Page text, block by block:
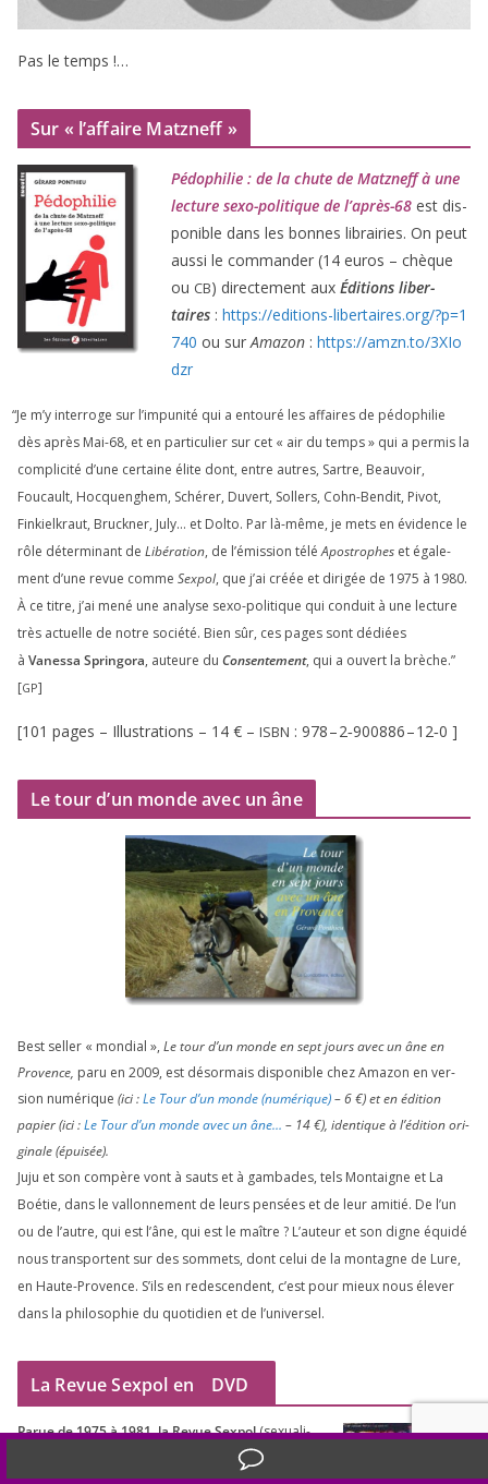
Pas le temps !…
Sur « l’affaire Matzneff »
Pédophilie : de la chute de Matzneff à une
lec­ture sexo-poli­tique de l’après-68 est dis­
po­nible dans les bonnes librai­ries. On peut
aus­si le com­man­der (14 euros – chèque
ou CB) direc­te­ment aux Éditions liber­
taires : https://​edi​tions​-liber​taires​.org/​?​p​=​1
740 ou sur Amazon : https://​amzn​.to/​3​X​I​o​
dzr
“Je m’y inter­roge sur l’impunité qui a entou­ré les affaires de pédo­phi­lie
dès après Mai-68, et en par­ti­cu­lier sur cet « air du temps » qui a per­mis la
com­pli­ci­té d’une cer­taine élite dont, entre autres, Sartre, Beauvoir,
Foucault, Hocquenghem, Schérer, Duvert, Sollers, Cohn-Bendit, Pivot,
Finkielkraut, Bruckner, July… et Dolto. Par là-même, je mets en évi­dence le
rôle déter­mi­nant de Libération, de l’émission téléApostrophes et éga­le­
ment d’une revue comme Sexpol, que j’ai créée et diri­gée de 1975 à 1980.
À ce titre, j’ai mené une ana­lyse sexo-poli­tique qui conduit à une lec­ture
très actuelle de notre socié­té. Bien sûr, ces pages sont dédiées
à Vanessa Springora, auteure du Consentement, qui a ouvert la brèche.”
[GP]
[101 pages – Illustrations – 14 € – ISBN : 978–2‑900886–12‑0 ]
Le tour d’un monde avec un âne
Best sel­ler « mon­dial », Le tour d’un monde en sept jours avec un âne en
Provence, paru en 2009, est désor­mais dis­po­nible chez Amazon en ver­
sion numé­rique (ici :Le Tour d’un monde (numé­rique)–6€) et en édi­tion
papier (ici :Le Tour d’un monde avec un âne… – 14€), iden­tique à l’é­di­tion ori­
gi­nale (épui­sée).
Juju et son com­père vont à sauts et à gam­bades, tels Montaigne et La
Boétie, dans le val­lon­ne­ment de leurs pen­sées et de leur ami­tié. De l’un
ou de l’autre, qui est l’âne, qui est le maître ? L’auteur et son digne équi­dé
nous trans­portent sur des som­mets, dont celui de la mon­tagne de Lure,
en Haute-Provence. S’ils en redes­cendent, c’est pour mieux nous éle­ver
dans la phi­lo­so­phie du quo­ti­dien et de l’universel.
La Revue Sexpol en DVD
Parue de1975à1981, la Revue Sex­pol(sexua­li­
2000pages
MIEL
sont désor­mais dis­po­nibles enDVDou par